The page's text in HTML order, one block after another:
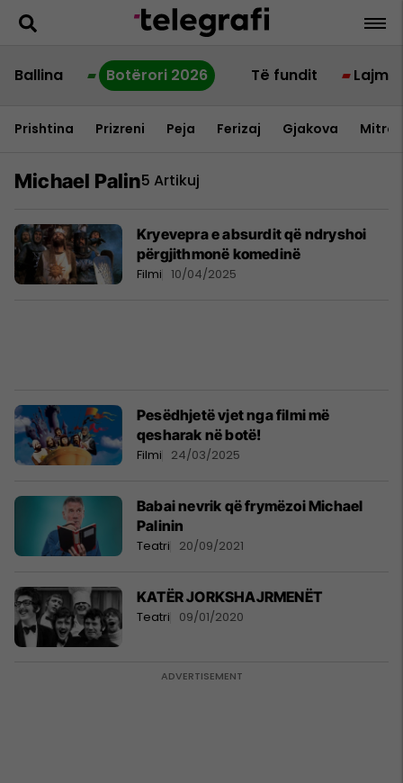
Ballina Botërori 2026 Të fundit Lajme
Prishtina Prizreni Peja Ferizaj Gjakova
Michael Palin5 Artikuj
Kryevepra e absurdit që ndryshoi
përgjithmonë komedinë
Filmi 10/04/2025
Pesëdhjetë vjet nga filmi më
qesharak në botë!
Filmi 24/03/2025
Babai nevrik që frymëzoi Michael
Palinin
Teatri 20/09/2021
KATËR JORKSHAJRMENËT
Teatri 09/01/2020